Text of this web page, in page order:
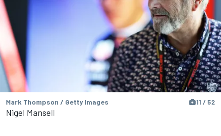
Mark Thompson / Getty Images 11 / 52
Nigel Mansell